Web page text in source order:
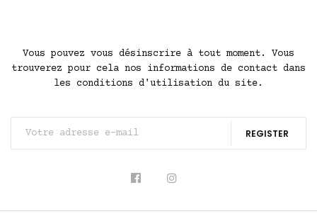
Vous pouvez vous désinscrire à tout moment. Vous
trouverez pour cela nos informations de contact dans
les conditions d'utilisation du site.
REGISTER